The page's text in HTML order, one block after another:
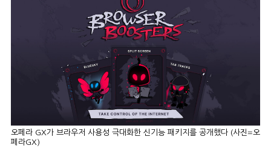
오페라 GX가 브라우저 사용성 극대화한 신기능 패키지를 공개했다 (사진=오
페라GX)